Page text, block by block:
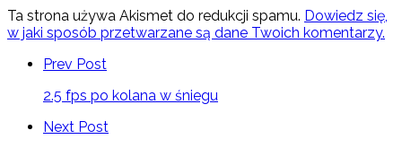
Ta strona używa Akismet do redukcji spamu. Dowiedz się,
w jaki sposób przetwarzane są dane Twoich komentarzy.
Prev Post
2.5 fps po kolana w śniegu
Next Post